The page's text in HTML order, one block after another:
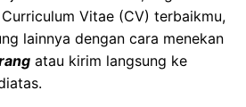
Vitae (CV) terbaikmu,
lainnya dengan cara menekan
atau kirim langsung ke